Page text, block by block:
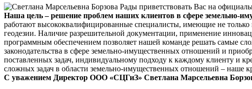
Рады приветствовать Вас на
Наша цель – решение проблем наших клиентов в сфере земельно-
работают высококвалифицированные специалисты, имеющие не только
геодезии. Наличие разрешительной документации, применение
программным обеспечением позволяет нашей команде решать самые
законодательства в сфере земельно-имущественных отношений и
поставленных задач, индивидуальному подходу к каждому клиенту и
сложных задач в области земельно-имущественных отношений – наше
С уважением Директор ООО «СЦГиЗ» Светлана Марсельевна